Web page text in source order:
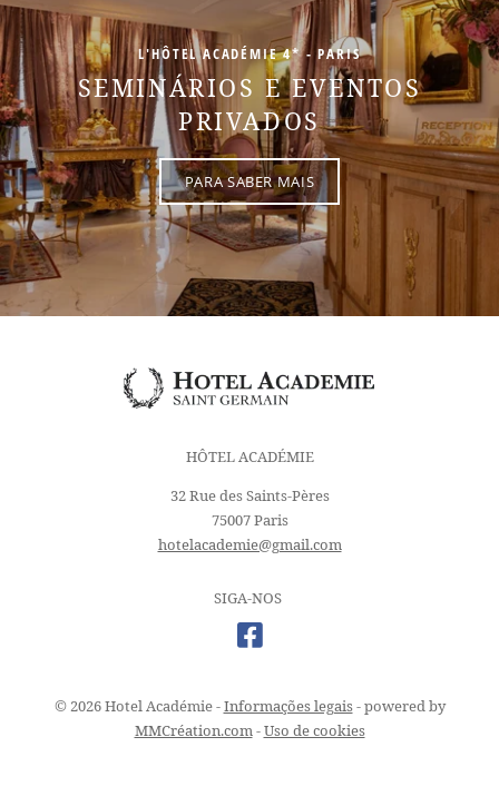
L'HÔTEL ACADÉMIE 4* - PARIS
SEMINÁRIOS E EVENTOS
PRIVADOS
PARA SABER MAIS
SAIBA MAIS
HÔTEL ACADÉMIE
32 Rue des Saints-Pères
75007 Paris
hotelacademie@gmail.com
SIGA-NOS
© 2026 Hotel Académie -Informações legais- powered by
MMCréation.com-Uso de cookies